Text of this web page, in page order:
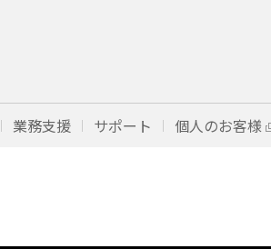
業務支援 サポート 個人のお客様